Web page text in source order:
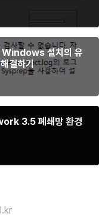
설치의 유
결하기
3.5 폐쇄망 환경